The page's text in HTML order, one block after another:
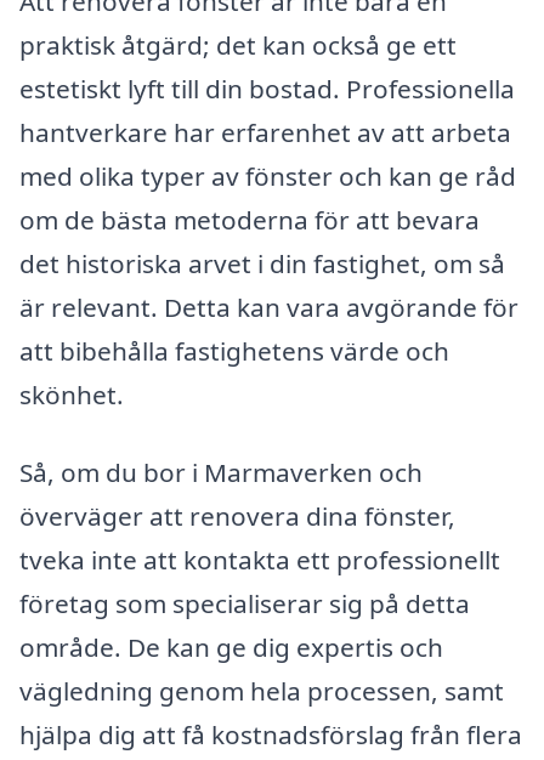
praktisk åtgärd; det kan också ge ett
estetiskt lyft till din bostad. Professionella
hantverkare har erfarenhet av att arbeta
med olika typer av fönster och kan ge råd
om de bästa metoderna för att bevara
det historiska arvet i din fastighet, om så
är relevant. Detta kan vara avgörande för
att bibehålla fastighetens värde och
skönhet.
Så, om du bor i Marmaverken och
överväger att renovera dina fönster,
tveka inte att kontakta ett professionellt
företag som specialiserar sig på detta
område. De kan ge dig expertis och
vägledning genom hela processen, samt
hjälpa dig att få kostnadsförslag från flera